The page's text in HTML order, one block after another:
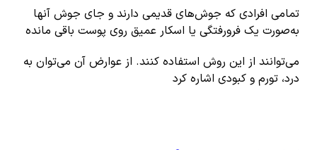
تمامی افرادی که جوش‌های قدیمی دارند و جای جوش آنها
به‌صورت یک فرورفتگی یا اسکار عمیق روی پوست باقی مانده
می‌توانند از این روش استفاده کنند. از عوارض آن می‌توان به
درد، تورم و کبودی اشاره کرد